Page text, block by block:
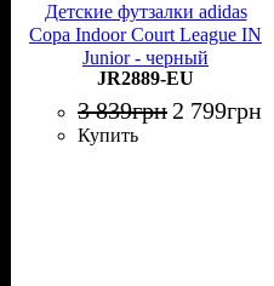
Детские футзалки adidas
Copa Indoor Court League IN
Junior - черный
JR2889-EU
3 839грн 2 799грн
Купить